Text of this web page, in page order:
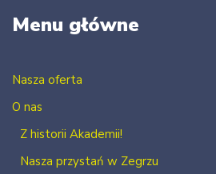
Menu główne
Nasza oferta
O nas
Z historii Akademii!
Nasza przystań w Zegrzu